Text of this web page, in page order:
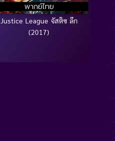
พากย์ไทย
Justice League จัสติซ ลีก
(2017)